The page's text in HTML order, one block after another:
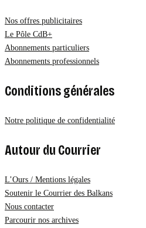
Nos offres publicitaires
Le Pôle CdB+
Abonnements particuliers
Abonnements professionnels
Conditions générales
Notre politique de confidentialité
Autour du Courrier
L’Ours / Mentions légales
Soutenir le Courrier des Balkans
Nous contacter
Parcourir nos archives